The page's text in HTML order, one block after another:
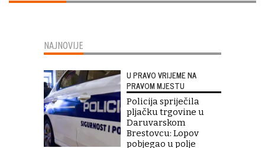
NAJNOVIJE
U PRAVO VRIJEME NA
PRAVOM MJESTU
Policija spriječila
pljačku trgovine u
Daruvarskom
Brestovcu: Lopov
pobjegao u polje